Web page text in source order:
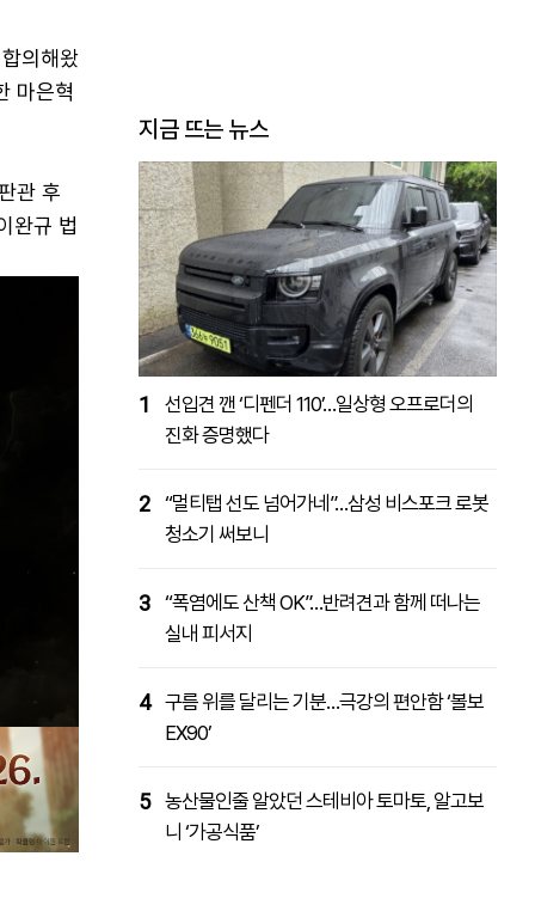
의해왔
마은혁
관 후
완규 법
지금 뜨는 뉴스
1
선입견 깬 ‘디펜더 110’…일상형 오프로더의
진화 증명했다
2 “멀티탭 선도 넘어가네”…삼성 비스포크 로봇
청소기 써보니
3 “폭염에도 산책 OK”…반려견과 함께 떠나는
실내 피서지
4 구름 위를 달리는 기분…극강의 편안함 ‘볼보
EX90’
5 농산물인줄 알았던 스테비아 토마토, 알고보
니 ‘가공식품’